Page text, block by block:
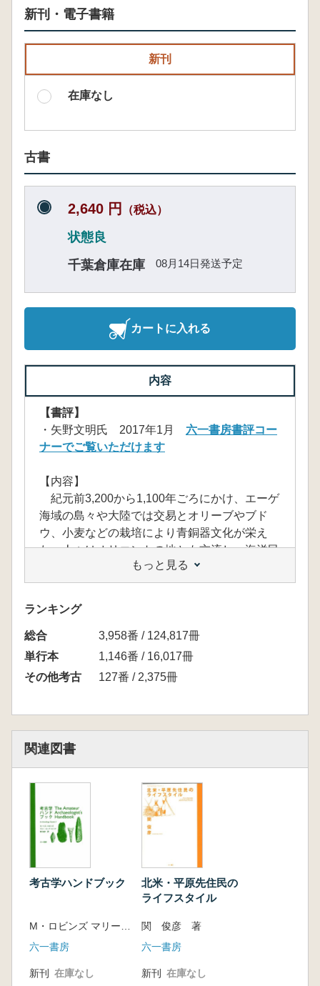
新刊・電子書籍
新刊
在庫なし
古書
2,640 円 （税込）
状態良
千葉倉庫在庫
08月14日発送予定
カートに入れる
内容
【書評】
・矢野文明氏 2017年1月 六一書房書評コー
ナーでご覧いただけます
【内容】
紀元前3,200から1,100年ごろにかけ、エーゲ
海域の島々や大陸では交易とオリーブやブド
ウ、小麦などの栽培により青銅器文化が栄え
た。人々はオリエントの地とも交流し、海洋民
ならではの文明をキクラデス諸島、クレタ島、
ギリシア本土で開花させた。考古学者のハイン
リヒ・シュリーマンはミケーネ、アーサー・エ
ヴァンズはクノッソスの遺跡発掘で実証した。
紺碧のエーゲ海が育んだ文明の遺産は、時空
を超えて見る人をひきつけてやまない。本書
は、その案内記といえよう。
(Archaeology Squareシリーズ第6冊)
第一章 クレタの春
第二章 神宿る洞穴
ゼウスの誕生と幼児期
イーダ山の洞穴
アルカロコリの洞穴
一文明をはぐくむ海
1 新石器時代 ――農耕の始まり――
3 中期・後期青銅器時代 ――神殿の建
もっと見る
ランキング
総合
3,958番 / 124,817冊
単行本
1,146番 / 16,017冊
その他考古
127番 / 2,375冊
関連図書
考古学ハンドブック
M・ロビンズ マリー・B・アービング 著 関俊彦 訳
六一書房
新刊 在庫なし
北米・平原先住民の
ライフスタイル
関 俊彦 著
六一書房
新刊 在庫なし